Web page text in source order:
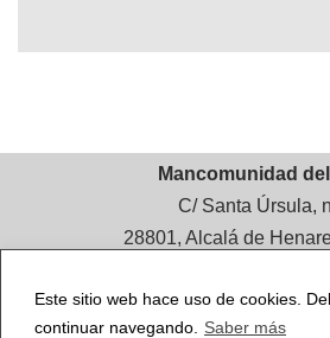
Este sitio web hace uso de cookies.
continuar navegando.
Saber más
Mancomunidad
C/ Santa Úrsula,
28801, Alcalá de
Tlf.: 91 882 81